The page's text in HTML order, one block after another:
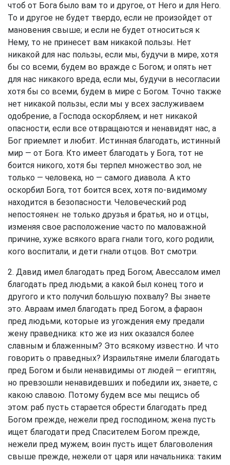
чтоб от Бога было вам то и другое, от Него и для Него.
То и другое не будет твердо, если не произойдет от
мановения свыше; и если не будет относиться к
Нему, то не принесет вам никакой пользы. Нет
никакой для нас пользы, если мы, будучи в мире, хотя
бы со всеми, будем во вражде с Богом; и опять нет
для нас никакого вреда, если мы, будучи в несогласии
хотя бы со всеми, будем в мире с Богом. Точно также
нет никакой пользы, если мы у всех заслуживаем
одобрение, а Господа оскорбляем; и нет никакой
опасности, если все отвращаются и ненавидят нас, а
Бог приемлет и любит. Истинная благодать, истинный
мир — от Бога. Кто имеет благодать у Бога, тот не
боится никого, хотя бы терпел множество зол, не
только — человека, но — самого диавола. А кто
оскорбил Бога, тот боится всех, хотя по-видимому
находится в безопасности. Человеческий род
непостоянен: не только друзья и братья, но и отцы,
изменяя свое расположение часто по маловажной
причине, хуже всякого врага гнали того, кого родили,
кого воспитали, и дети гнали отцов. Вот смотри.
2. Давид имел благодать пред Богом; Авессалом имел
благодать пред людьми; а какой был конец того и
другого и кто получил большую похвалу? Вы знаете
это. Авраам имел благодать пред Богом, а фараон
пред людьми, которые из угождения ему предали
жену праведника: кто же из них оказался более
славным и блаженным? Это всякому известно. И что
говорить о праведных? Израильтяне имели благодать
пред Богом и были ненавидимы от людей — египтян,
но превзошли ненавидевших и победили их, знаете, с
какою славою. Потому будем все мы пещись об
этом: раб пусть старается обрести благодать пред
Богом прежде, нежели пред господином; жена пусть
ищет благодати пред Спасителем Богом прежде,
нежели пред мужем; воин пусть ищет благоволения
свыше прежде, нежели от царя или начальника: таким